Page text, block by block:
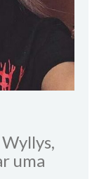
uma